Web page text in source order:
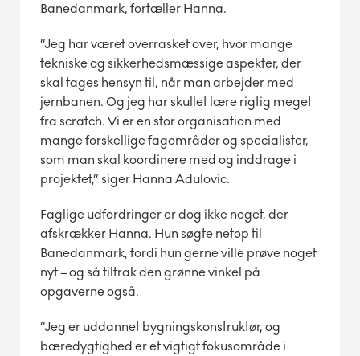
Banedanmark, fortæller Hanna.
”Jeg har været overrasket over, hvor mange
tekniske og sikkerhedsmæssige aspekter, der
skal tages hensyn til, når man arbejder med
jernbanen. Og jeg har skullet lære rigtig meget
fra scratch. Vi er en stor organisation med
mange forskellige fagområder og specialister,
som man skal koordinere med og inddrage i
projektet,” siger Hanna Adulovic.
Faglige udfordringer er dog ikke noget, der
afskrækker Hanna. Hun søgte netop til
Banedanmark, fordi hun gerne ville prøve noget
nyt – og så tiltrak den grønne vinkel på
opgaverne også.
”Jeg er uddannet bygningskonstruktør, og
bæredygtighed er et vigtigt fokusområde i